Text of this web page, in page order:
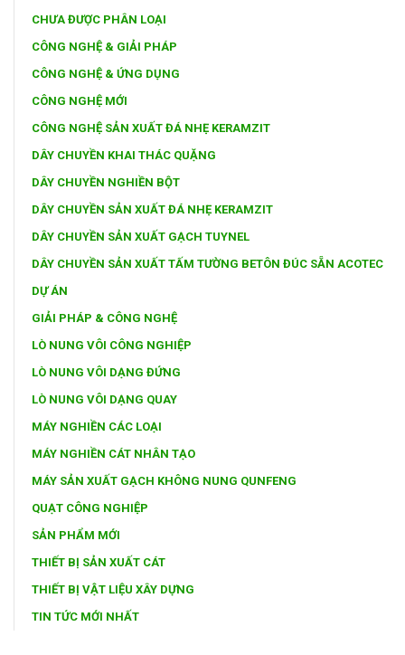
CHƯA ĐƯỢC PHÂN LOẠI
CÔNG NGHỆ & GIẢI PHÁP
CÔNG NGHỆ & ỨNG DỤNG
CÔNG NGHỆ MỚI
CÔNG NGHỆ SẢN XUẤT ĐÁ NHẸ KERAMZIT
DÂY CHUYỀN KHAI THÁC QUẶNG
DÂY CHUYỀN NGHIỀN BỘT
DÂY CHUYỀN SẢN XUẤT ĐÁ NHẸ KERAMZIT
DÂY CHUYỀN SẢN XUẤT GẠCH TUYNEL
DÂY CHUYỀN SẢN XUẤT TẤM TƯỜNG BETÔN ĐÚC SẴN ACOTEC
DỰ ÁN
GIẢI PHÁP & CÔNG NGHỆ
LÒ NUNG VÔI CÔNG NGHIỆP
LÒ NUNG VÔI DẠNG ĐỨNG
LÒ NUNG VÔI DẠNG QUAY
MÁY NGHIỀN CÁC LOẠI
MÁY NGHIỀN CÁT NHÂN TẠO
MÁY SẢN XUẤT GẠCH KHÔNG NUNG QUNFENG
QUẠT CÔNG NGHIỆP
SẢN PHẨM MỚI
THIẾT BỊ SẢN XUẤT CÁT
THIẾT BỊ VẬT LIỆU XÂY DỰNG
TIN TỨC MỚI NHẤT